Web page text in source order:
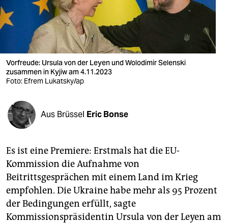
wahrheit
verlag
verlag
veranstaltungen
shop
fragen & hilfe
abo
genossenschaft
epaper login
Vorfreude: Ursula von der Leyen und Wolodimir Selenski
zusammen in Kyjiw am 4.11.2023
Foto: Efrem Lukatsky/ap
Aus Brüssel Eric Bonse
Es ist eine Premiere: Erstmals hat die EU-
Kommission die Aufnahme von
Beitrittsgesprächen mit einem Land im Krieg
empfohlen. Die Ukraine habe mehr als 95 Prozent
der Bedingungen erfüllt, sagte
Kommissionspräsidentin Ursula von der Leyen am